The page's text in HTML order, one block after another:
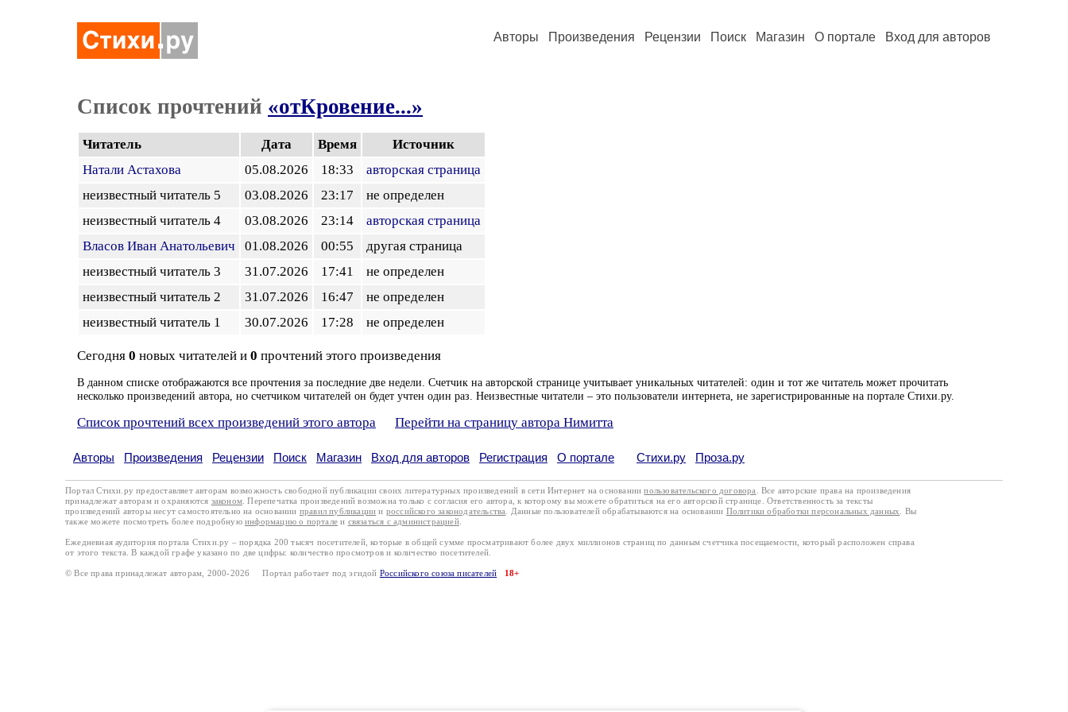
Авторы Произведения Рецензии Поиск Магазин О портале Вход для авторов
Список прочтений «отКровение...»
Читатель Дата Время
Источник
Натали Астахова
05.08.2026 18:33
авторская страница
неизвестный читатель 5
03.08.2026 23:17
не определен
неизвестный читатель 4
03.08.2026 23:14
авторская страница
Власов Иван Анатольевич
01.08.2026 00:55
другая страница
неизвестный читатель 3
31.07.2026 17:41
не определен
неизвестный читатель 2
31.07.2026 16:47
не определен
неизвестный читатель 1
30.07.2026 17:28 не определен
Сегодня 0 новых читателей и 0 прочтений этого произведения
В данном списке отображаются все прочтения за последние две недели. Счетчик на авторской странице учитывает уникальных читателей: один и тот же читатель может прочитать
несколько произведений автора, но счетчиком читателей он будет учтен один раз. Неизвестные читатели – это пользователи интернета, не зарегистрированные на портале Стихи.ру.
Список прочтений всех произведений этого автора Перейти на страницу автора Нимитта
Авторы Произведения Рецензии Поиск Магазин Вход для авторов Регистрация О портале Стихи.ру Проза.ру
Портал Стихи.ру предоставляет авторам возможность свободной публикации своих литературных произведений в сети Интернет на основаниипользовательского договора
. Все авторские права на произведения
принадлежат авторам и охраняются законом . Перепечатка произведений возможна только с согласия его автора, к которому вы можете обратиться на его авторской странице. Ответственность за тексты
произведений авторы несут самостоятельно на основании правил публикации и российского законодательства . Данные пользователей обрабатываются на основании Политики обработки персональных данных
. Вы
также можете посмотреть более подробную информацию о портале и связаться с администрацией.
Ежедневная аудитория портала Стихи.ру – порядка 200 тысяч посетителей, которые в общей сумме просматривают более двух миллионов страниц по данным счетчика посещаемости, который расположен справа
от этого текста. В каждой графе указано по две цифры: количество просмотров и количество посетителей.
© Все права принадлежат авторам, 2000-2026 Портал работает под эгидой Российского союза писателей 18+